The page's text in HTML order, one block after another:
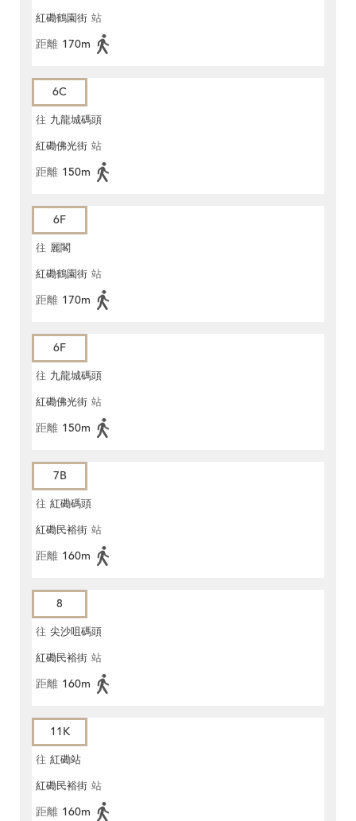
紅磡鶴園街 站
距離 170m
6C
往 九龍城碼頭
紅磡佛光街 站
距離 150m
6F
往 麗閣
紅磡鶴園街 站
距離 170m
6F
往 九龍城碼頭
紅磡佛光街 站
距離 150m
7B
往 紅磡碼頭
紅磡民裕街 站
距離 160m
8
往 尖沙咀碼頭
紅磡民裕街 站
距離 160m
11K
往 紅磡站
紅磡民裕街 站
距離 160m